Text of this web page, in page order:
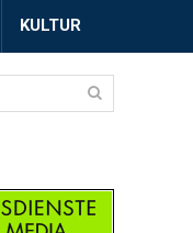
KULTUR